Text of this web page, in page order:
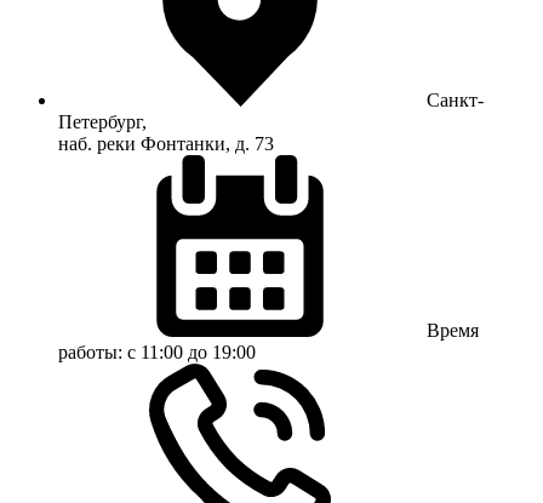
Санкт-
Петербург,
наб. реки Фонтанки, д. 73
Время
работы: с 11:00 до 19:00